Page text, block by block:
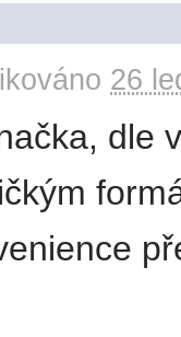
26
dle